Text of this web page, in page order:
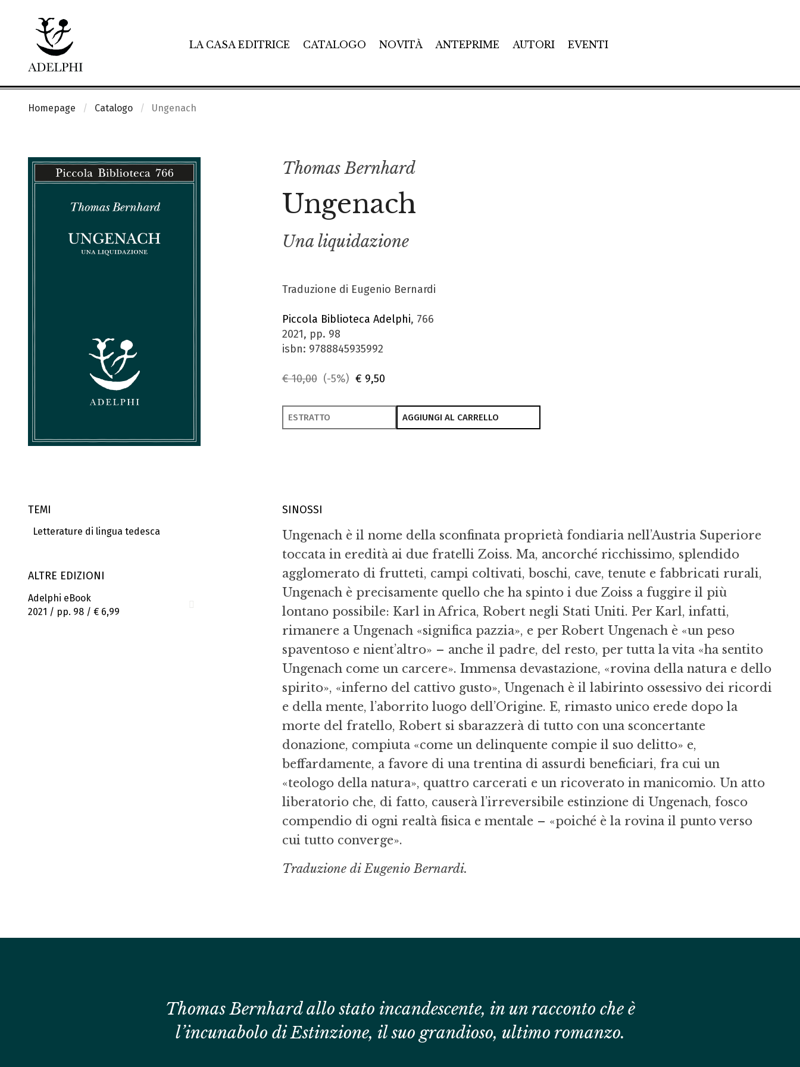
LA CASA EDITRICE CATALOGO NOVITÀ ANTEPRIME AUTORI EVENTI
Homepage Catalogo Ungenach
Thomas Bernhard
Ungenach
Una liquidazione
Traduzione di Eugenio Bernardi
Piccola Biblioteca Adelphi, 766
2021, pp. 98
isbn: 9788845935992
€ 10,00 (-5%) € 9,50
ESTRATTO AGGIUNGI AL CARRELLO
TEMI
Letterature di lingua tedesca
ALTRE EDIZIONI
Adelphi eBook
2021 / pp. 98 / € 6,99
SINOSSI
Ungenach è il nome della sconfinata proprietà fondiaria nell’Austria Superiore
toccata in eredità ai due fratelli Zoiss. Ma, ancorché ricchissimo, splendido
agglomerato di frutteti, campi coltivati, boschi, cave, tenute e fabbricati rurali,
Ungenach è precisamente quello che ha spinto i due Zoiss a fuggire il più
lontano possibile: Karl in Africa, Robert negli Stati Uniti. Per Karl, infatti,
rimanere a Ungenach «significa pazzia», e per Robert Ungenach è «un peso
spaventoso e nient’altro» – anche il padre, del resto, per tutta la vita «ha sentito
Ungenach come un carcere». Immensa devastazione, «rovina della natura e dello
spirito», «inferno del cattivo gusto», Ungenach è il labirinto ossessivo dei ricordi
e della mente, l’aborrito luogo dell’Origine. E, rimasto unico erede dopo la
morte del fratello, Robert si sbarazzerà di tutto con una sconcertante
donazione, compiuta «come un delinquente compie il suo delitto» e,
beffardamente, a favore di una trentina di assurdi beneficiari, fra cui un
«teologo della natura», quattro carcerati e un ricoverato in manicomio. Un atto
liberatorio che, di fatto, causerà l’irreversibile estinzione di Ungenach, fosco
compendio di ogni realtà fisica e mentale – «poiché è la rovina il punto verso
cui tutto converge».
Traduzione di Eugenio Bernardi.
Thomas Bernhard allo stato incandescente, in un racconto che è
l’incunabolo diEstinzione, il suo grandioso, ultimo romanzo.